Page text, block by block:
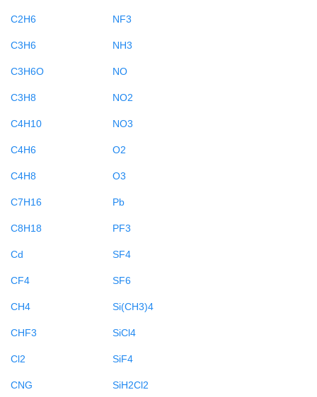
C2H6
C3H6
C3H6O
C3H8
C4H10
C4H6
C4H8
C7H16
C8H18
Cd
CF4
CH4
CHF3
Cl2
CNG
NF3
NH3
NO
NO2
NO3
O2
O3
Pb
PF3
SF4
SF6
Si(CH3)4
SiCl4
SiF4
SiH2Cl2